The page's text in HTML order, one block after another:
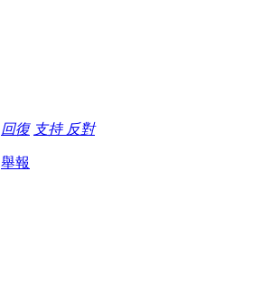
回復 支持 反對
舉報